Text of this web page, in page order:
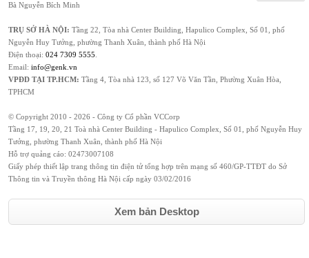
Bà Nguyễn Bích Minh
TRỤ SỞ HÀ NỘI: Tầng 22, Tòa nhà Center Building, Hapulico Complex, Số 01, phố
Nguyễn Huy Tưởng, phường Thanh Xuân, thành phố Hà Nội
Điện thoại: 024 7309 5555
Email: info@genk.vn
VPĐD TẠI TP.HCM: Tầng 4, Tòa nhà 123, số 127 Võ Văn Tần, Phường Xuân Hòa,
TPHCM
© Copyright 2010 - 2026 - Công ty Cổ phần VCCorp
Tầng 17, 19, 20, 21 Toà nhà Center Building - Hapulico Complex, Số 01, phố Nguyễn Huy
Tưởng, phường Thanh Xuân, thành phố Hà Nội
Hỗ trợ quảng cáo: 02473007108
Giấy phép thiết lập trang thông tin điện tử tổng hợp trên mạng số 460/GP-TTĐT do Sở
Thông tin và Truyền thông Hà Nội cấp ngày 03/02/2016
Xem bản Desktop